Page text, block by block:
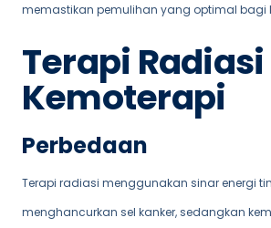
memastikan pemulihan yang optimal bagi
Terapi
Kemoterapi
Perbedaan
Terapi radiasi menggunakan sinar energi
menghancurkan sel kanker, sedangkan